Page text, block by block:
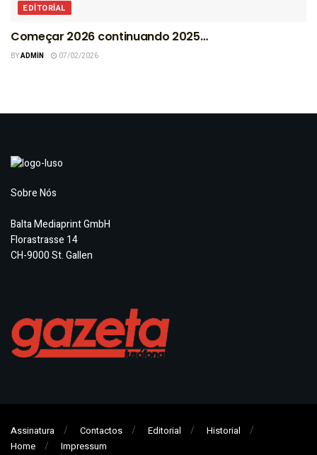
EDITORIAL
Começar 2026 continuando 2025…
BYADMIN 07/02/2026
Sobre Nós
Balta Mediaprint GmbH
Florastrasse 14
CH-9000 St. Gallen
Assinatura Contactos Editorial
Historial
Home
Impressum